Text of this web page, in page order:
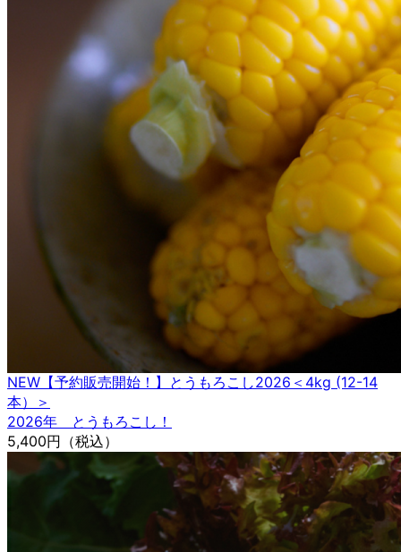
NEW 【予約販売開始！】とうもろこし2026＜4kg (12-14
本）＞
2026年 とうもろこし！
5,400円 （税込）